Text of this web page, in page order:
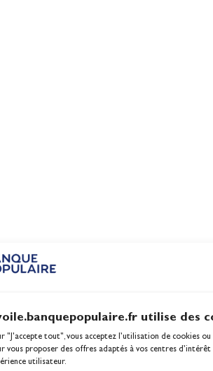
utilise des
"J'accepte tout", vous acceptez l’utilisation de cookies
vous proposer des offres adaptés à vos centres
utilisateur.